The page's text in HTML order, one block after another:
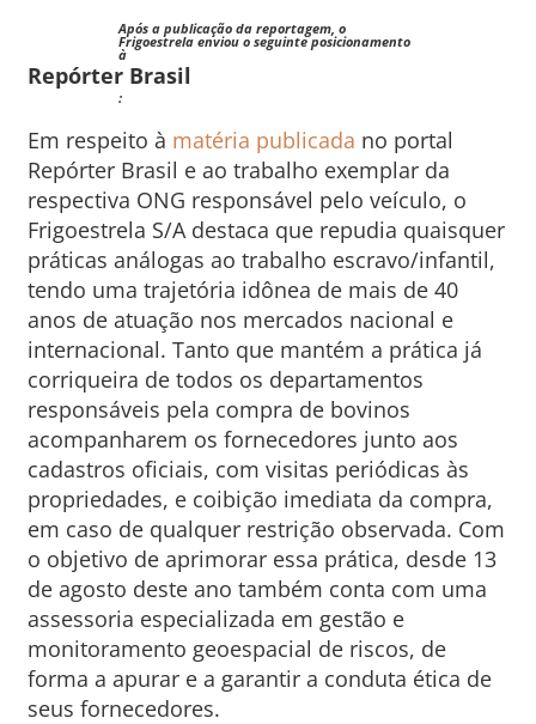
Após a publicação da reportagem, o
Frigoestrela enviou o seguinte posicionamento
à
Repórter Brasil
:
Em respeito à matéria publicada no portal
Repórter Brasil e ao trabalho exemplar da
respectiva ONG responsável pelo veículo, o
Frigoestrela S/A destaca que repudia quaisquer
práticas análogas ao trabalho escravo/infantil,
tendo uma trajetória idônea de mais de 40
anos de atuação nos mercados nacional e
internacional. Tanto que mantém a prática já
corriqueira de todos os departamentos
responsáveis pela compra de bovinos
acompanharem os fornecedores junto aos
cadastros oficiais, com visitas periódicas às
propriedades, e coibição imediata da compra,
em caso de qualquer restrição observada. Com
o objetivo de aprimorar essa prática, desde 13
de agosto deste ano também conta com uma
assessoria especializada em gestão e
monitoramento geoespacial de riscos, de
forma a apurar e a garantir a conduta ética de
seus fornecedores.